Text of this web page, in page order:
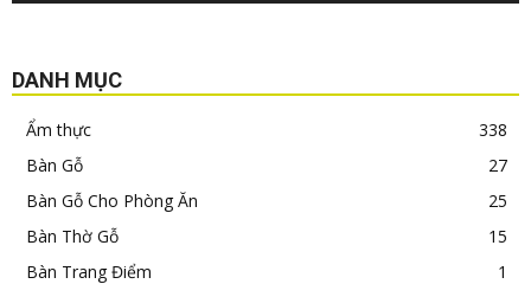
DANH MỤC
Ẩm thực
338
Bàn Gỗ
27
Bàn Gỗ Cho Phòng Ăn
25
Bàn Thờ Gỗ
15
Bàn Trang Điểm
1